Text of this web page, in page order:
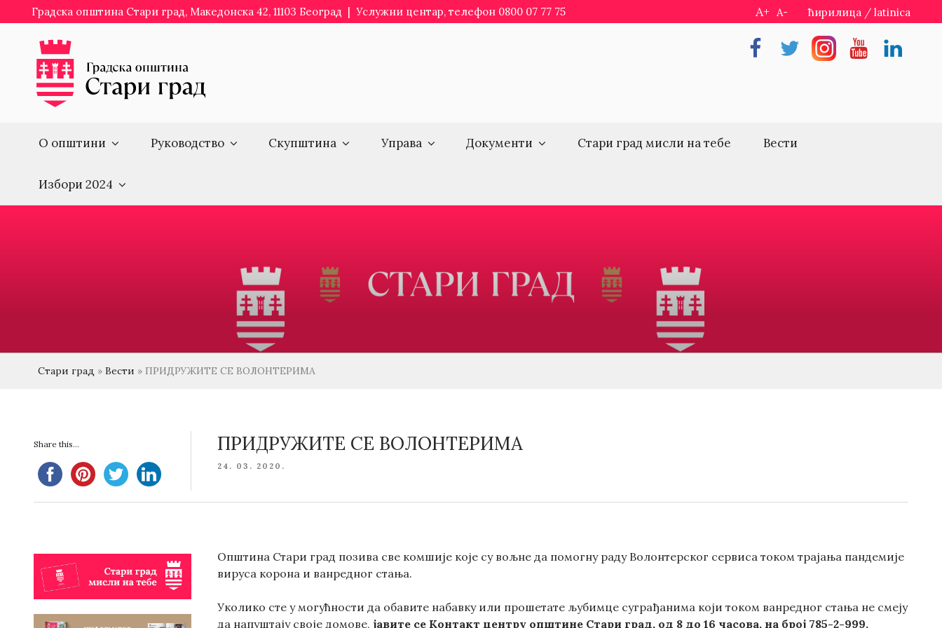
to
content
Градска општина Стари град, Македонска 42, 11103 Београд | Услужни центар, телефон 0800 07 77 75 A+ A- ћирилица / latinica
FacebookTwitterInstragramYoutubeLinkedin
О општини Руководство Скупштина Управа Документи Стари град мисли на тебе Вести
Избори 2024
Стари град » Вести » ПРИДРУЖИТЕ СЕ ВОЛОНТЕРИМА
Share this... ПРИДРУЖИТЕ СЕ ВОЛОНТЕРИМА
POSTED
24. 03. 2020.
Општина Стари град позива све комшије које су вољне да помогну раду Волонтерског сервиса током трајања пандемије
вируса корона и ванредног стања.
Уколико сте у могућности да обавите набавку или прошетате љубимце суграђанима који током ванредног стања не смеју
да напуштају своје домове,јавите се Контакт центру општине Стари град, од 8 до 16 часова, на број 785-2-999.